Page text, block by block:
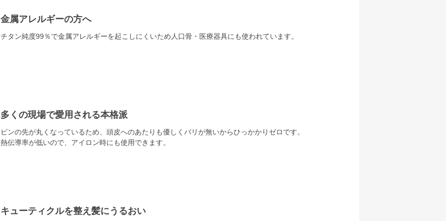
金属アレルギーの方へ
チタン純度99％で金属アレルギーを起こしにくいため人口骨・医療器具にも使われています。
多くの現場で愛用される本格派
ピンの先が丸くなっているため、頭皮へのあたりも優しくバリが無いからひっかかりゼロです。
熱伝導率が低いので、アイロン時にも使用できます。
キューティクルを整え髪にうるおい